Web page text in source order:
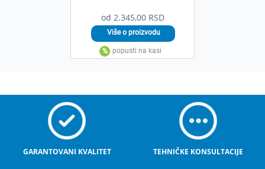
od 2.345,00 RSD
GARANTOVANI KVALITET TEHNIČKE KONSULTACIJE